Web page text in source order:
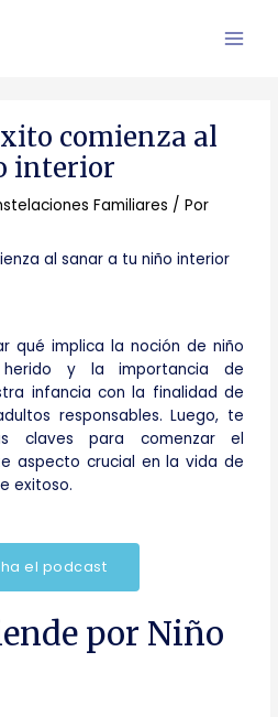
comienza al
interior
Familiares / Por
qué implica la noción de niño
y la importancia de
infancia con la finalidad de
responsables. Luego, te
claves para comenzar el
aspecto crucial en la vida de
exitoso.
el podcast
por Niño